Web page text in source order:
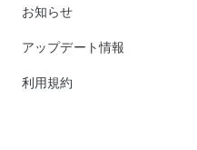
お知らせ
アップデート情報
利用規約